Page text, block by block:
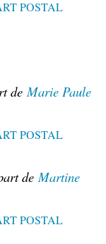
deMarie Paule
deMartine